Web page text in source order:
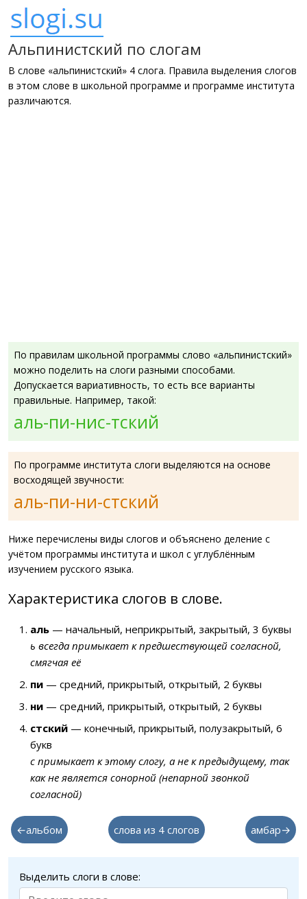
Альпинистский по слогам
В слове «альпинистский» 4 слога. Правила выделения слогов
в этом слове в школьной программе и программе института
различаются.
По правилам школьной программы слово «альпинистский»
можно поделить на слоги разными способами.
Допускается вариативность, то есть все варианты
правильные. Например, такой:
аль-пи-нис-тский
По программе института слоги выделяются на основе
восходящей звучности:
аль-пи-ни-стский
Ниже перечислены виды слогов и объяснено деление с
учётом программы института и школ с углублённым
изучением русского языка.
Характеристика слогов в слове.
аль — начальный, неприкрытый, закрытый, 3 буквы
ь всегда примыкает к предшествующей согласной,
смягчая её
пи — средний, прикрытый, открытый, 2 буквы
ни — средний, прикрытый, открытый, 2 буквы
стский — конечный, прикрытый, полузакрытый, 6
букв
с примыкает к этому слогу, а не к предыдущему, так
как не является сонорной (непарной звонкой
согласной)
←альбом слова из 4 слогов амбар→
Выделить слоги в слове: